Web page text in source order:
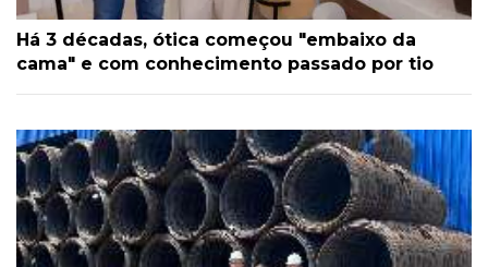
Há 3 décadas, ótica começou "embaixo da
cama" e com conhecimento passado por tio